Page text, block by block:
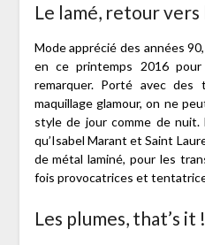
Le lamé, retour vers
Mode apprécié des années
en ce printemps 2016
remarquer. Porté avec
maquillage glamour, on ne
style de jour comme de
qu’Isabel Marant et Saint
de métal laminé, pour les
fois provocatrices et
Les plumes, that’s it !